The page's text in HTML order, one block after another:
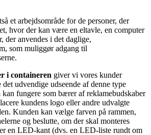
et arbejdsområde for de personer, der
hvor der kan være en eltavle, en computer
der anvendes i det daglige,
som muliggør adgang til
i containeren giver vi vores kunder
udvendige udseende af denne type
fungere som bærer af reklamebudskaber
kundens logo eller andre udvalgte
Kunden kan vælge farven på rammen,
og beslutte, om der skal monteres
en LED-kant (dvs. en LED-liste rundt om